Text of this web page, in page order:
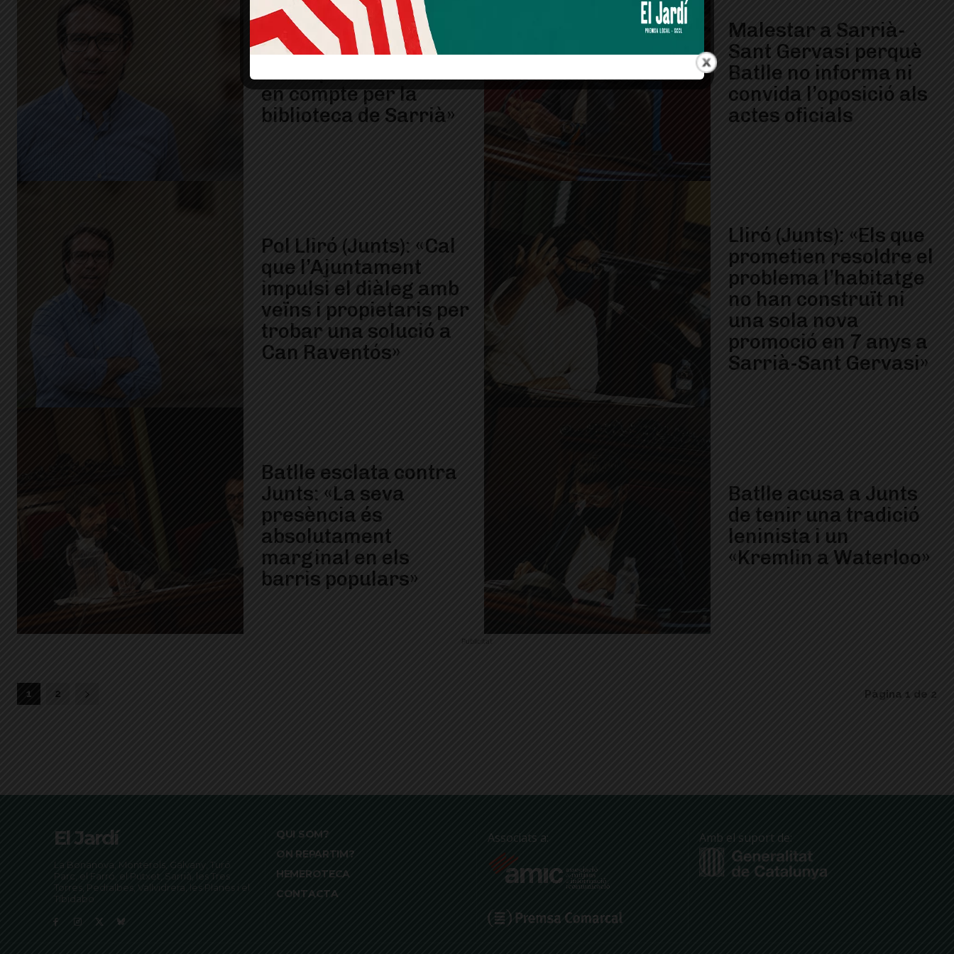
Pol Lliró (Junts): «El
nom de J.V. Foix ha de
en compte per la
biblioteca de Sarrià»
Malestar a Sarrià-
Sant Gervasi perquè
Batlle no informa ni
convida l’oposició als
actes oficials
Pol Lliró (Junts): «Cal
que l’Ajuntament
impulsi el diàleg amb
veïns i propietaris per
trobar una solució a
Can Raventós»
Lliró (Junts): «Els que
prometien resoldre el
problema l’habitatge
no han construït ni
una sola nova
promoció en 7 anys a
Sarrià-Sant Gervasi»
Batlle esclata contra
Junts: «La seva
presència és
absolutament
marginal en els
barris populars»
Batlle acusa a Junts
de tenir una tradició
leninista i un
«Kremlin a Waterloo»
Publicitat
1 2 Pàgina 1 de 2
El Jardí
La Bonanova, Monterols, Galvany, Turó
Parc, el Farró, el Putxet, Sarrià, les Tres
Torres, Pedralbes, Vallvidrera, les Planes i el
Tibidabo
QUI SOM?
ON REPARTIM?
HEMEROTECA
CONTACTA
Associats a: Amb el suport de: